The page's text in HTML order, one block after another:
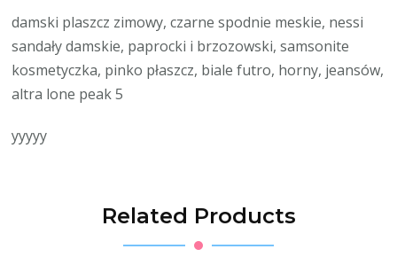
damski plaszcz zimowy, czarne spodnie meskie, nessi
sandały damskie, paprocki i brzozowski, samsonite
kosmetyczka, pinko płaszcz, biale futro, horny, jeansów,
altra lone peak 5
yyyyy
Related Products